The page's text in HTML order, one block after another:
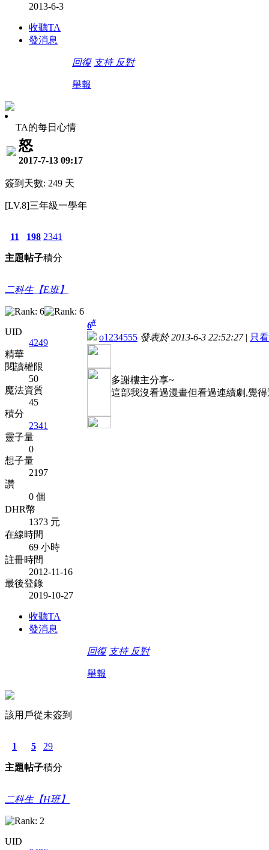
2013-6-3
收聽TA
發消息
回復 支持 反對
舉報
TA的每日心情
怒
2017-7-13 09:17
簽到天數: 249 天
[LV.8]三年級一學年
11
主題
198
帖子
2341
積分
二科生【E班】
UID
4249
精華
閱讀權限
50
魔法資質
45
積分
2341
靈子量
0
想子量
2197
讚
0 個
DHR幣
1373 元
在線時間
69 小時
註冊時間
2012-11-16
最後登錄
2019-10-27
收聽TA
發消息
6#
o1234555 發表於 2013-6-3 22:52:27 | 只
多謝樓主分享~
這部我沒看過漫畫但看過連續劇,覺
回復 支持 反對
舉報
該用戶從未簽到
1
主題
5
帖子
29
積分
二科生【H班】
UID